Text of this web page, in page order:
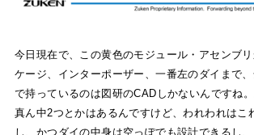
今日現在で、この黄色のモジュール・アセンブ
ケージ、インターポーザー、一番左のダイまで
で持っているのは図研のCADしかないんですね
真ん中2つとかはあるんですけど、われわれはこ
し、かつダイの中身は空っぽでも設計できるし